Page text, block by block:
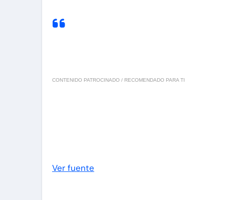
CONTENIDO PATROCINADO / RECOMENDADO PARA TI
Ver fuente